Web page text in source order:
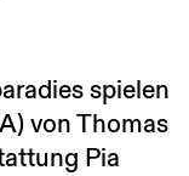
spielen
von Thomas
Pia